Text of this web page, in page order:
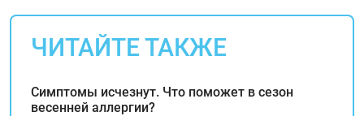
ЧИТАЙТЕ ТАКЖЕ
Симптомы исчезнут. Что поможет в сезон
весенней аллергии?